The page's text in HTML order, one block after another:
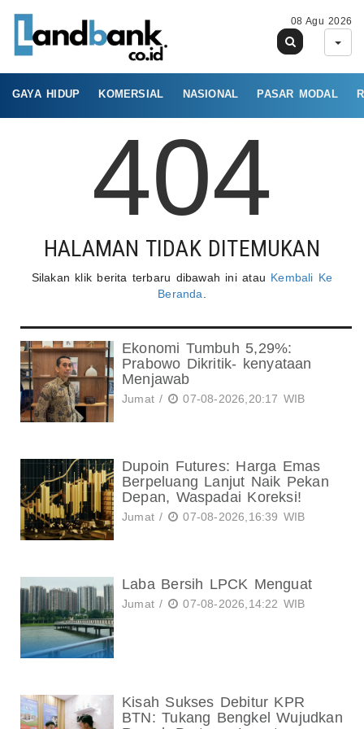
08 Agu 2026
GAYA HIDUP KOMERSIAL NASIONAL PASAR MODAL
404
HALAMAN TIDAK DITEMUKAN
Silakan klik berita terbaru dibawah ini atau Kembali Ke
Beranda
Ekonomi Tumbuh 5,29%:
Prabowo Dikritik- kenyataan
Menjawab
Jumat / 07-08-2026,20:17 WIB
Dupoin Futures: Harga Emas
Berpeluang Lanjut Naik Pekan
Depan, Waspadai Koreksi!
Jumat / 07-08-2026,16:39 WIB
Laba Bersih LPCK Menguat
Jumat / 07-08-2026,14:22 WIB
Kisah Sukses Debitur KPR
BTN: Tukang Bengkel Wujudkan